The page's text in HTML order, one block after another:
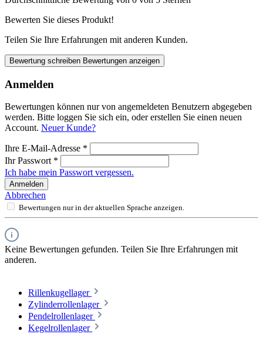
Bewerten Sie dieses Produkt!
Teilen Sie Ihre Erfahrungen mit anderen Kunden.
Bewertung schreiben Bewertungen anzeigen
Anmelden
Bewertungen können nur von angemeldeten Benutzern abgegeben
werden. Bitte loggen Sie sich ein, oder erstellen Sie einen neuen
Account. Neuer Kunde?
Ihre E-Mail-Adresse *
Ihr Passwort *
Ich habe mein Passwort vergessen.
Anmelden
Abbrechen
Bewertungen nur in der aktuellen Sprache anzeigen.
Keine Bewertungen gefunden. Teilen Sie Ihre Erfahrungen mit
anderen.
Rillenkugellager
Zylinderrollenlager
Pendelrollenlager
Kegelrollenlager